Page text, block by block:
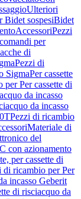
Ulteriori
Bidet sospesiBidet
AccessoriPezzi
per
di
Pezzi di
SigmaPer cassette
Per cassette di
da incasso
da incasso
Pezzi di ricambio
Materiale di
del
con azionamento
per cassette di
di ricambio per Per
incasso Geberit
di risciacquo da